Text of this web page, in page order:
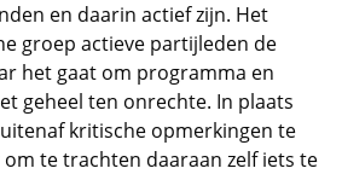
en daarin actief zijn. Het
groep actieve partijleden de
het gaat om programma en
geheel ten onrechte. In plaats
kritische opmerkingen te
te trachten daaraan zelf iets te